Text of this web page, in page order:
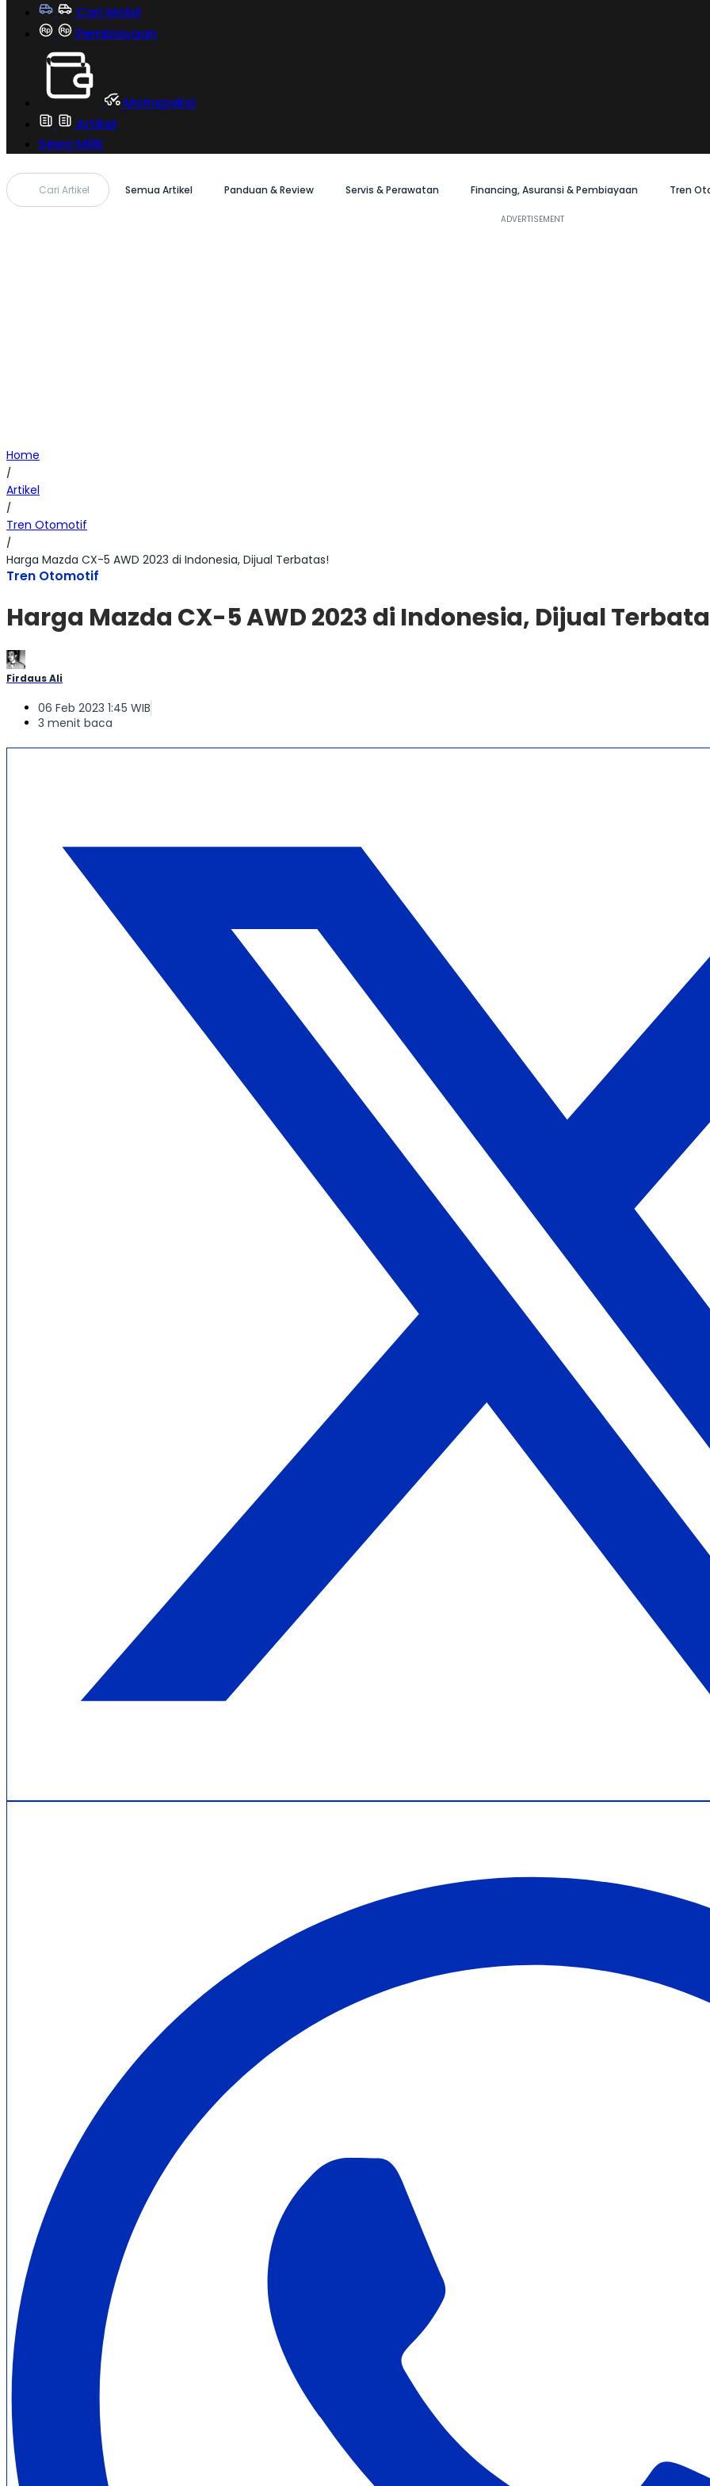
Cari Mobil
Pembiayaan
MoInspeksi
Artikel
Sewa Milik
Cari Artikel Semua Artikel Panduan & Review Servis & Perawatan Financing, Asuransi & Pembiayaan Tren
Home
/
Artikel
/
Tren Otomotif
/
Harga Mazda CX-5 AWD 2023 di Indonesia, Dijual Terbatas!
Tren Otomotif
Harga Mazda CX-5 AWD 2023 di Indonesia, Dijual
Firdaus Ali
06 Feb 2023 1:45 WIB
3 menit baca